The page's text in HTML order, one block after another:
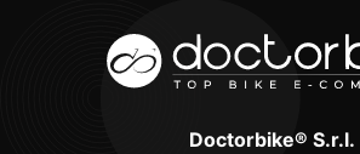
Doctorbike® S.r.l.